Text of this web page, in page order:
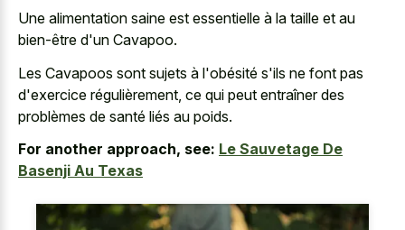
Une alimentation saine est essentielle à la taille et au
bien-être d'un Cavapoo.
Les Cavapoos sont sujets à l'obésité s'ils ne font pas
d'exercice régulièrement, ce qui peut entraîner des
problèmes de santé liés au poids.
For another approach, see: Le Sauvetage De
Basenji Au Texas